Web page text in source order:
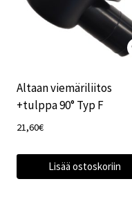
Altaan viemäriliitos
+tulppa 90° Typ F
21,60€
Lisää ostoskoriin